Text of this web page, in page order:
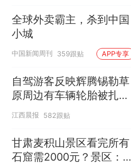
全球外卖霸主，杀到中国
小城
中国新闻周刊 359跟贴 APP专享
自驾游客反映辉腾锡勒草
原周边有车辆轮胎被扎，
修理店铺换胎价格高达千
元，官方发布情况通报
江西晨报 582跟贴
甘肃麦积山景区看完所有
石窟需2000元？景区：部